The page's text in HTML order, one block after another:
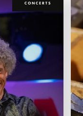
CONCERTS